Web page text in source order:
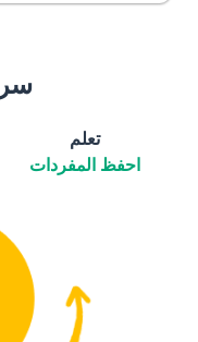
سر Memrise
تعلم
احفظ المفردات